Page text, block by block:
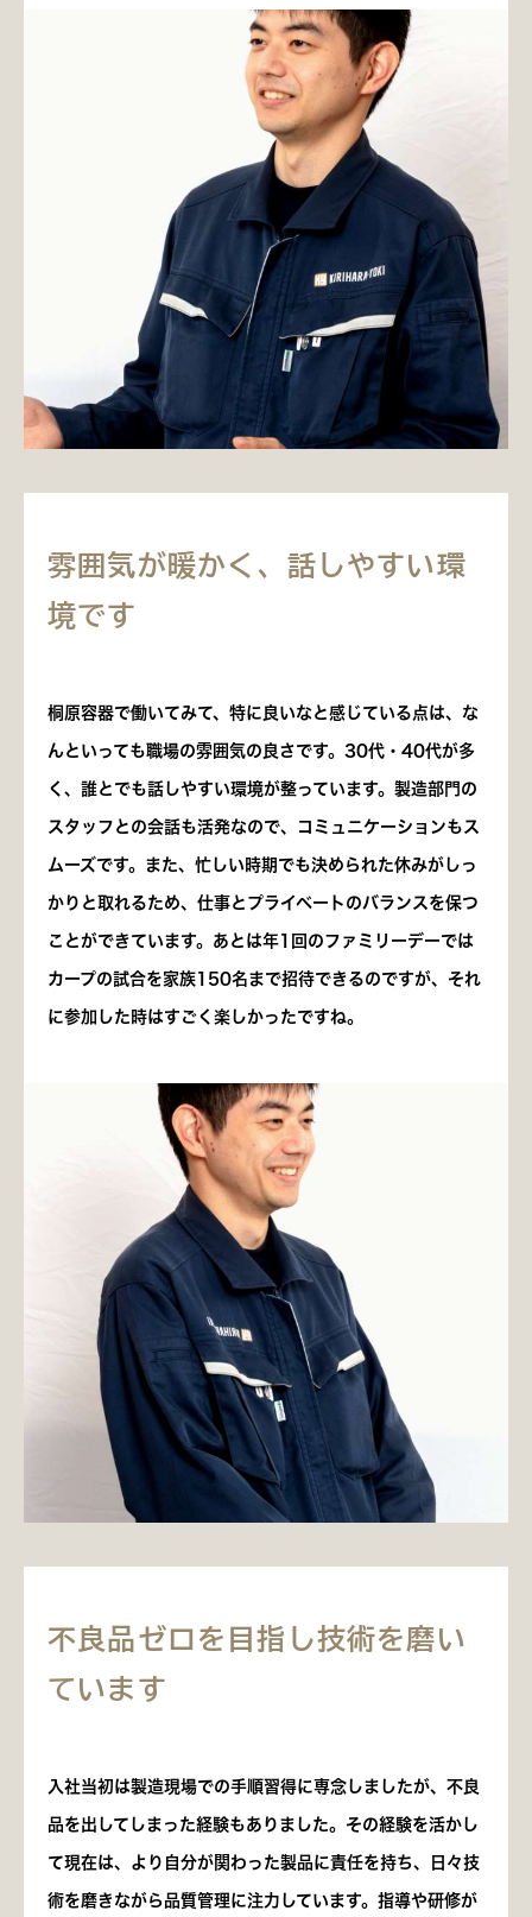
雰囲気が暖かく、話しやすい環
境です
桐原容器で働いてみて、特に良いなと感じている点は、な
んといっても職場の雰囲気の良さです。30代・40代が多
く、誰とでも話しやすい環境が整っています。製造部門の
スタッフとの会話も活発なので、コミュニケーションもス
ムーズです。また、忙しい時期でも決められた休みがしっ
かりと取れるため、仕事とプライベートのバランスを保つ
ことができています。あとは年1回のファミリーデーでは
カープの試合を家族150名まで招待できるのですが、それ
に参加した時はすごく楽しかったですね。
不良品ゼロを目指し技術を磨い
ています
入社当初は製造現場での手順習得に専念しましたが、不良
品を出してしまった経験もありました。その経験を活かし
て現在は、より自分が関わった製品に責任を持ち、日々技
術を磨きながら品質管理に注力しています。指導や研修が